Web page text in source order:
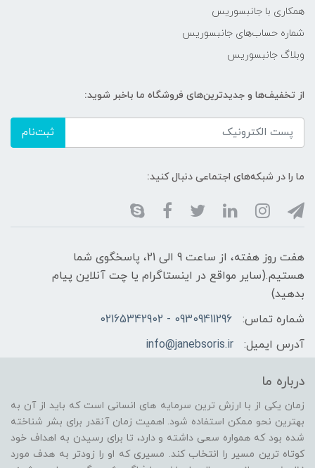
همکاری با جانبسوریس
شماره حساب‌های جانبسوریس
وبلاگ جانبسوریس
از تخفیف‌ها و جدیدترین‌های فروشگاه ما باخبر شوید:
ثبت‌نام
ما را در شبکه‌های اجتماعی دنبال کنید:
هفت روز هفته، از ساعت 9 الی 21، پاسخگوی شما
هستیم.(سایر مواقع در اینستاگرام یا چت آنلاین پیام
بدهید)
شماره تماس:
09309411296 - 02165342902
آدرس ایمیل:
info@janebsoris.ir
درباره ما
زمان یکی از با ارزش ترین سرمایه های انسانی است که باید از آن به
بهترین نحو ممکن استفاده شود. اهمیت زمان آنقدر برای بشر شناخته
شده بود که همواره سعی داشته و دارد، تا برای رسیدن به اهداف خود
کوتاه ترین مسیر را انتخاب کند. مسیری که او را زودتر به هدف مورد